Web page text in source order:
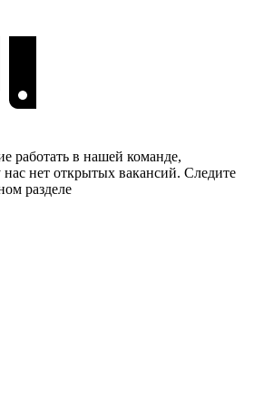
работать в нашей команде,
нет открытых вакансий. Следите
разделе